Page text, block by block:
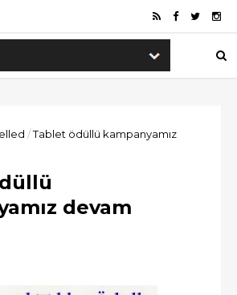
/Tablet ödüllü kampanyamız
devam